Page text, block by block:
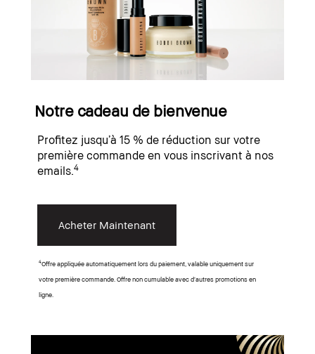
Notre cadeau de bienvenue
Profitez jusqu’à 15 % de réduction sur votre
première commande en vous inscrivant à nos
emails.4
Acheter Maintenant
4Offre appliquée automatiquement lors du paiement, valable uniquement sur
votre première commande. Offre non cumulable avec d’autres promotions en
ligne.